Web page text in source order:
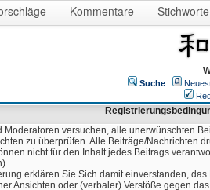
Kommentare Stichworte
Suche
Moderatoren versuchen, alle unerwünschten
zu überprüfen. Alle Beiträge/Nachrichten
nicht für den Inhalt jedes Beitrags
erklären Sie Sich damit einverstanden,
Ansichten oder (verbaler) Verstöße gegen